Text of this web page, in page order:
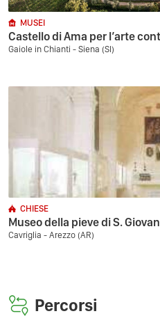
MUSEI
Castello di Ama per l’arte
Gaiole in Chianti - Siena (SI)
CHIESE
Museo della pieve di S.
Cavriglia - Arezzo (AR)
Percorsi